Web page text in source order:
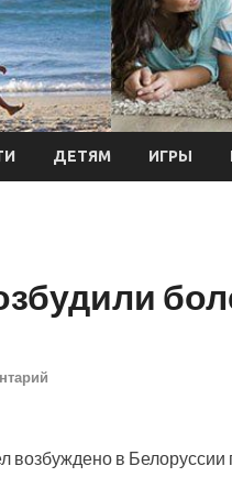
ДЕТЯМ ИГРЫ
возбуждено в Белоруссии